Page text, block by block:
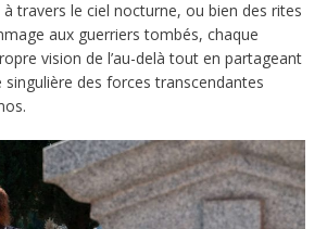
travers le ciel nocturne, ou bien des rites
aux guerriers tombés, chaque
vision de l’au-delà tout en partageant
singulière des forces transcendantes